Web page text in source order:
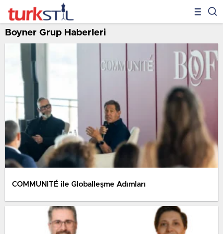
Boyner Grup Haberleri
COMMUNITÉ ile Globalleşme Adımları